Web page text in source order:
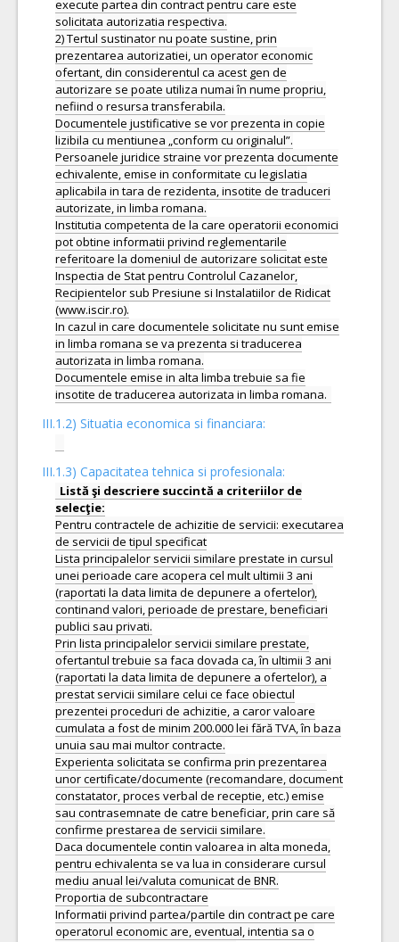
execute partea din contract pentru care este
solicitata autorizatia respectiva.
2) Tertul sustinator nu poate sustine, prin
prezentarea autorizatiei, un operator economic
ofertant, din considerentul ca acest gen de
autorizare se poate utiliza numai în nume propriu,
nefiind o resursa transferabila.
Documentele justificative se vor prezenta in copie
lizibila cu mentiunea „conform cu originalul”.
Persoanele juridice straine vor prezenta documente
echivalente, emise in conformitate cu legislatia
aplicabila in tara de rezidenta, insotite de traduceri
autorizate, in limba romana.
Institutia competenta de la care operatorii economici
pot obtine informatii privind reglementarile
referitoare la domeniul de autorizare solicitat este
Inspectia de Stat pentru Controlul Cazanelor,
Recipientelor sub Presiune si Instalatiilor de Ridicat
(www.iscir.ro).
In cazul in care documentele solicitate nu sunt emise
in limba romana se va prezenta si traducerea
autorizata in limba romana.
Documentele emise in alta limba trebuie sa fie
III.1.2) Situatia economica si financiara:
III.1.3) Capacitatea tehnica si profesionala:
Listă şi descriere succintă a criteriilor de
Pentru contractele de achizitie de servicii: executarea
de servicii de tipul specificat
Lista principalelor servicii similare prestate in cursul
unei perioade care acopera cel mult ultimii 3 ani
(raportati la data limita de depunere a ofertelor),
continand valori, perioade de prestare, beneficiari
publici sau privati.
Prin lista principalelor servicii similare prestate,
ofertantul trebuie sa faca dovada ca, în ultimii 3 ani
(raportati la data limita de depunere a ofertelor), a
prestat servicii similare celui ce face obiectul
prezentei proceduri de achizitie, a caror valoare
cumulata a fost de minim 200.000 lei fără TVA, în baza
unuia sau mai multor contracte.
Experienta solicitata se confirma prin prezentarea
unor certificate/documente (recomandare, document
constatator, proces verbal de receptie, etc.) emise
sau contrasemnate de catre beneficiar, prin care să
confirme prestarea de servicii similare.
Daca documentele contin valoarea in alta moneda,
pentru echivalenta se va lua in considerare cursul
mediu anual lei/valuta comunicat de BNR.
Proportia de subcontractare
Informatii privind partea/partile din contract pe care
operatorul economic are, eventual, intentia sa o